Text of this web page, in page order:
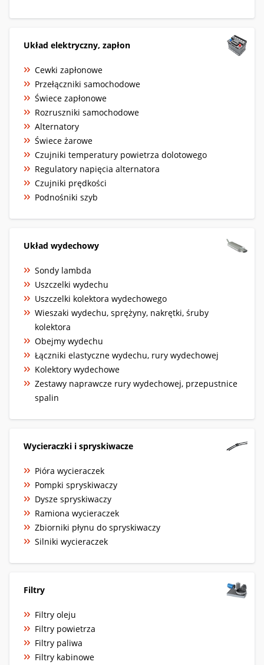
Układ elektryczny, zapłon
Cewki zapłonowe
Przełączniki samochodowe
Świece zapłonowe
Rozruszniki samochodowe
Alternatory
Świece żarowe
Czujniki temperatury powietrza dolotowego
Regulatory napięcia alternatora
Czujniki prędkości
Podnośniki szyb
Układ wydechowy
Sondy lambda
Uszczelki wydechu
Uszczelki kolektora wydechowego
Wieszaki wydechu, sprężyny, nakrętki, śruby
kolektora
Obejmy wydechu
Łączniki elastyczne wydechu, rury wydechowej
Kolektory wydechowe
Zestawy naprawcze rury wydechowej, przepustnice
spalin
Wycieraczki i spryskiwacze
Pióra wycieraczek
Pompki spryskiwaczy
Dysze spryskiwaczy
Ramiona wycieraczek
Zbiorniki płynu do spryskiwaczy
Silniki wycieraczek
Filtry
Filtry oleju
Filtry powietrza
Filtry paliwa
Filtry kabinowe